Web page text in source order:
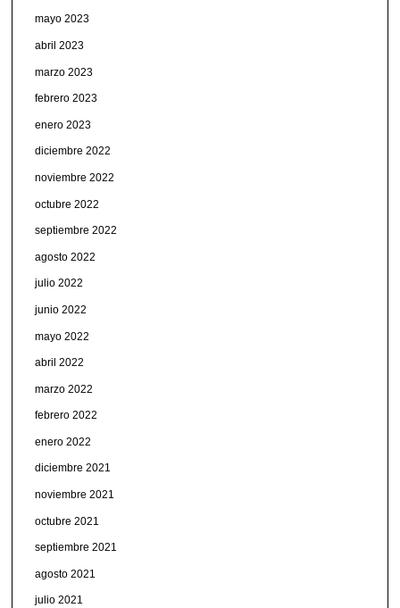
mayo 2023
abril 2023
marzo 2023
febrero 2023
enero 2023
diciembre 2022
noviembre 2022
octubre 2022
septiembre 2022
agosto 2022
julio 2022
junio 2022
mayo 2022
abril 2022
marzo 2022
febrero 2022
enero 2022
diciembre 2021
noviembre 2021
octubre 2021
septiembre 2021
agosto 2021
julio 2021